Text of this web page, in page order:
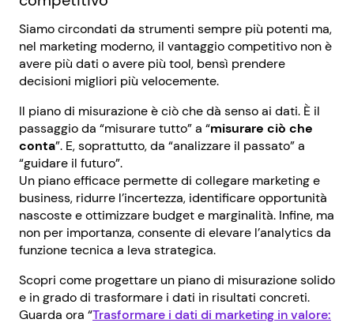
Siamo circondati da strumenti sempre più potenti ma,
nel marketing moderno, il vantaggio competitivo non è
avere più dati o avere più tool, bensì prendere
decisioni migliori più velocemente.
Il piano di misurazione è ciò che dà senso ai dati. È il
passaggio da “misurare tutto” a “misurare ciò che
conta”. E, soprattutto, da “analizzare il passato” a
“guidare il futuro”.
Un piano efficace permette di collegare marketing e
business, ridurre l’incertezza, identificare opportunità
nascoste e ottimizzare budget e marginalità. Infine, ma
non per importanza, consente di elevare l’analytics da
funzione tecnica a leva strategica.
Scopri come progettare un piano di misurazione solido
e in grado di trasformare i dati in risultati concreti.
Guarda ora “Trasformare i dati di marketing in valore: